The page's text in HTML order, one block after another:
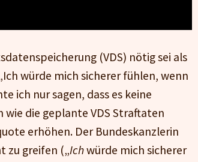
(VDS) nötig sei als
würde mich sicherer fühlen, wenn
ich nur sagen, dass es keine
die geplante VDS Straftaten
erhöhen. Der Bundeskanzlerin
zu greifen („Ichwürde mich sicherer